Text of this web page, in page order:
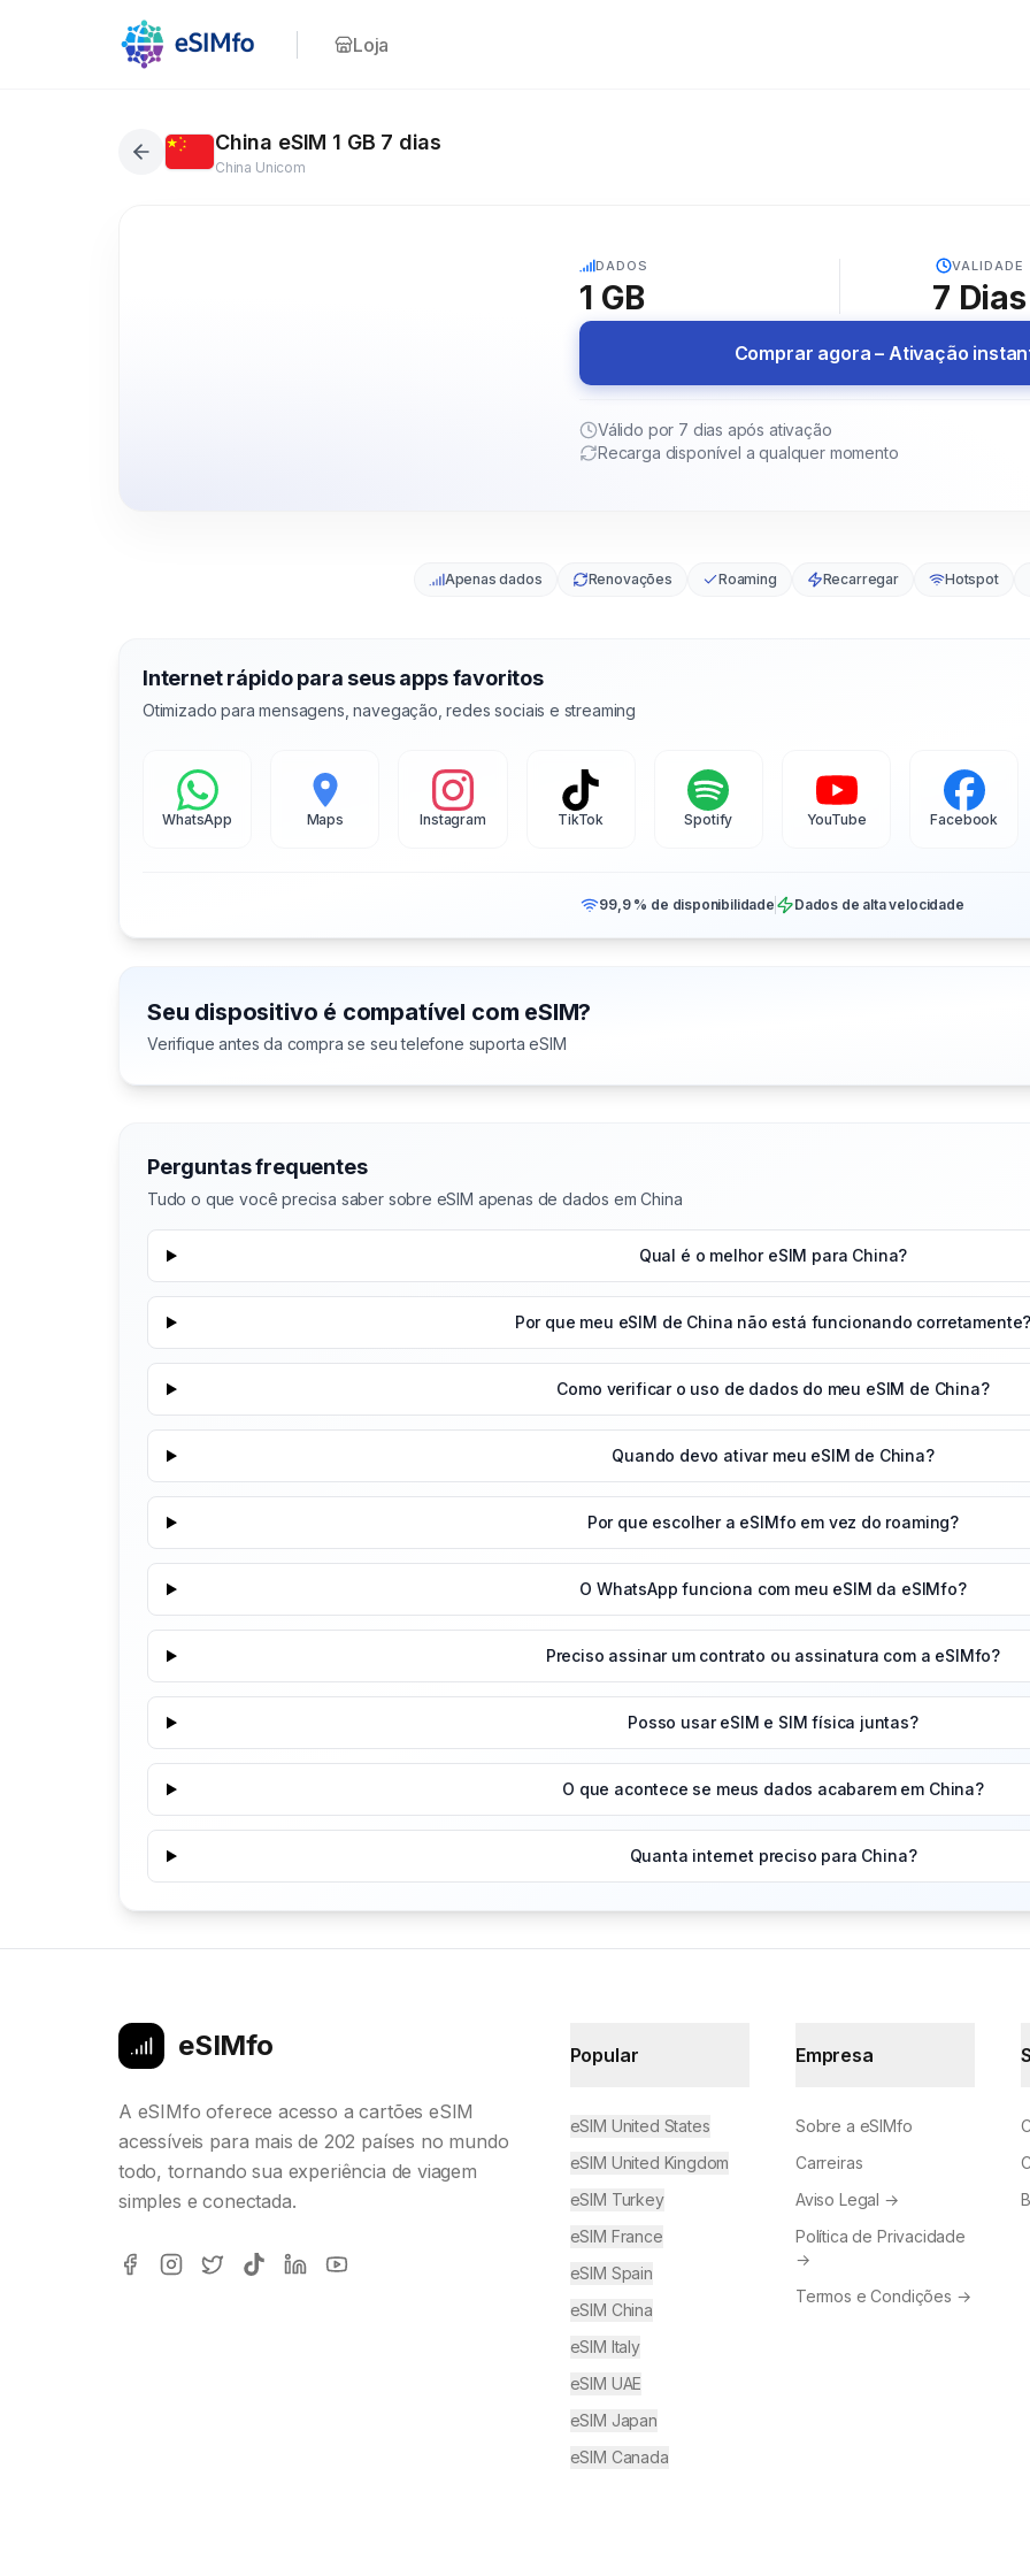
Loja
China eSIM 1 GB 7 dias
China Unicom
DADOS
1 GB
VALIDADE
7 Dias
Comprar agora – Ativação
Válido por 7 dias após ativação
Recarga disponível a qualquer momento
Apenas dados Renovações Roaming Recarregar Hotspot
Internet rápido para seus apps favoritos
Otimizado para mensagens, navegação, redes sociais e streaming
WhatsApp Maps Instagram TikTok Spotify YouTube Facebook
99,9 % de disponibilidade Dados de alta velocidade
Seu dispositivo é compatível com eSIM?
Verifique antes da compra se seu telefone suporta eSIM
Perguntas frequentes
Tudo o que você precisa saber sobre eSIM apenas de dados em China
Qual é o melhor eSIM para China?
Por que meu eSIM de China não está funcionando
Como verificar o uso de dados do meu eSIM de China?
Quando devo ativar meu eSIM de China?
Por que escolher a eSIMfo em vez do roaming?
O WhatsApp funciona com meu eSIM da eSIMfo?
Preciso assinar um contrato ou assinatura com a eSIMfo?
Posso usar eSIM e SIM física juntas?
O que acontece se meus dados acabarem em China?
Quanta internet preciso para China?
eSIMfo
A eSIMfo oferece acesso a cartões eSIM
acessíveis para mais de 202 países no mundo
todo, tornando sua experiência de viagem
simples e conectada.
Popular
eSIM United States
eSIM United Kingdom
eSIM Turkey
eSIM France
eSIM Spain
eSIM China
eSIM Italy
eSIM UAE
eSIM Japan
eSIM Canada
Empresa
Sobre a eSIMfo
Carreiras
Aviso Legal →
Política de Privacidade
→
Termos e Condições →